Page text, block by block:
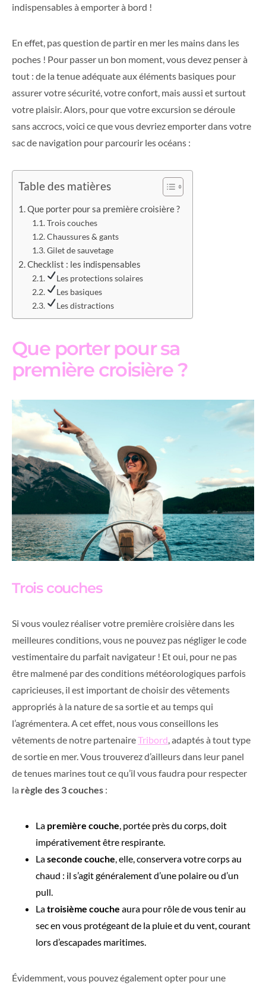
indispensables à emporter à bord !
En effet, pas question de partir en mer les mains dans les
poches ! Pour passer un bon moment, vous devez penser à
tout : de la tenue adéquate aux éléments basiques pour
assurer votre sécurité, votre confort, mais aussi et surtout
votre plaisir. Alors, pour que votre excursion se déroule
sans accrocs, voici ce que vous devriez emporter dans votre
sac de navigation pour parcourir les océans :
Table des matières
Que porter pour sa première croisière ?
Trois couches
Chaussures & gants
Gilet de sauvetage
Checklist : les indispensables
Les protections solaires
Les basiques
Les distractions
Que porter pour sa
première croisière ?
Trois couches
Si vous voulez réaliser votre première croisière dans les
meilleures conditions, vous ne pouvez pas négliger le code
vestimentaire du parfait navigateur ! Et oui, pour ne pas
être malmené par des conditions météorologiques parfois
capricieuses, il est important de choisir des vêtements
appropriés à la nature de sa sortie et au temps qui
l’agrémentera. A cet effet, nous vous conseillons les
vêtements de notre partenaireTribord, adaptés à tout type
de sortie en mer. Vous trouverez d’ailleurs dans leur panel
de tenues marines tout ce qu’il vous faudra pour respecter
la règle des 3 couches :
La première couche, portée près du corps, doit
impérativement être respirante.
Laseconde couche, elle, conservera votre corps au
chaud : il s’agit généralement d’une polaire ou d’un
pull.
Latroisième couche aura pour rôle de vous tenir au
sec en vous protégeant de la pluie et du vent, courant
lors d’escapades maritimes.
Évidemment, vous pouvez également opter pour une